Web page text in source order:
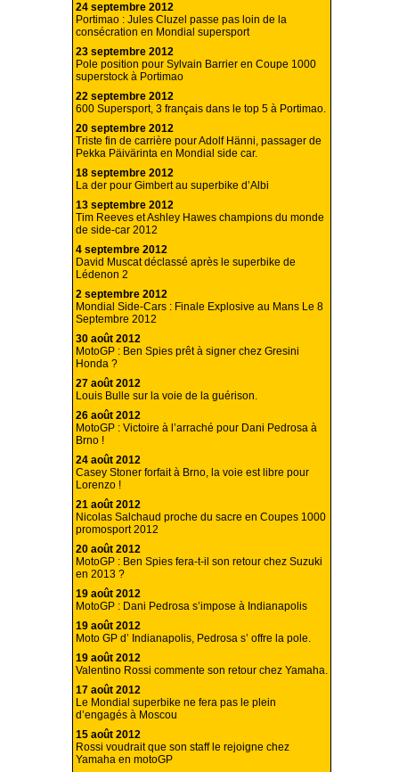
24 septembre 2012
Portimao : Jules Cluzel passe pas loin de la
consécration en Mondial supersport
23 septembre 2012
Pole position pour Sylvain Barrier en Coupe 1000
superstock à Portimao
22 septembre 2012
600 Supersport, 3 français dans le top 5 à Portimao.
20 septembre 2012
Triste fin de carrière pour Adolf Hänni, passager de
Pekka Päivärinta en Mondial side car.
18 septembre 2012
La der pour Gimbert au superbike d’Albi
13 septembre 2012
Tim Reeves et Ashley Hawes champions du monde
de side-car 2012
4 septembre 2012
David Muscat déclassé après le superbike de
Lédenon 2
2 septembre 2012
Mondial Side-Cars : Finale Explosive au Mans Le 8
Septembre 2012
30 août 2012
MotoGP : Ben Spies prêt à signer chez Gresini
Honda ?
27 août 2012
Louis Bulle sur la voie de la guérison.
26 août 2012
MotoGP : Victoire à l’arraché pour Dani Pedrosa à
Brno !
24 août 2012
Casey Stoner forfait à Brno, la voie est libre pour
Lorenzo !
21 août 2012
Nicolas Salchaud proche du sacre en Coupes 1000
promosport 2012
20 août 2012
MotoGP : Ben Spies fera-t-il son retour chez Suzuki
en 2013 ?
19 août 2012
MotoGP : Dani Pedrosa s’impose à Indianapolis
19 août 2012
Moto GP d’ Indianapolis, Pedrosa s’ offre la pole.
19 août 2012
Valentino Rossi commente son retour chez Yamaha.
17 août 2012
Le Mondial superbike ne fera pas le plein
d’engagés à Moscou
15 août 2012
Rossi voudrait que son staff le rejoigne chez
Yamaha en motoGP